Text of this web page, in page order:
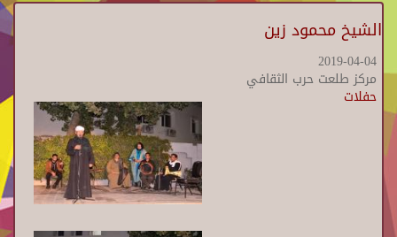
الشيخ محمود زين
2019-04-04
مركز طلعت حرب الثقافي
حفلات